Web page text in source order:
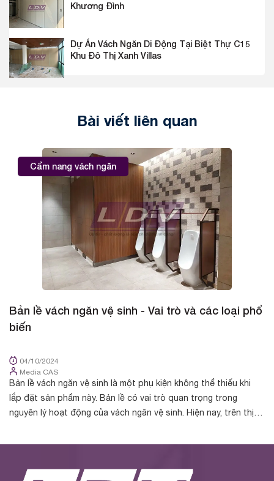
Khương Đình
Dự Án Vách Ngăn Di Động Tại Biệt Thự C15
Khu Đô Thị Xanh Villas
Bài viết liên quan
Cẩm nang vách ngăn
Bản lề vách ngăn vệ sinh - Vai trò và các loại phổ
biến
04/10/2024
Media CAS
Bản lề vách ngăn vệ sinh là một phụ kiện không thể thiếu khi
lắp đặt sản phẩm này. Bản lề có vai trò quan trọng trong
nguyên lý hoạt động của vách ngăn vệ sinh. Hiện nay, trên thị